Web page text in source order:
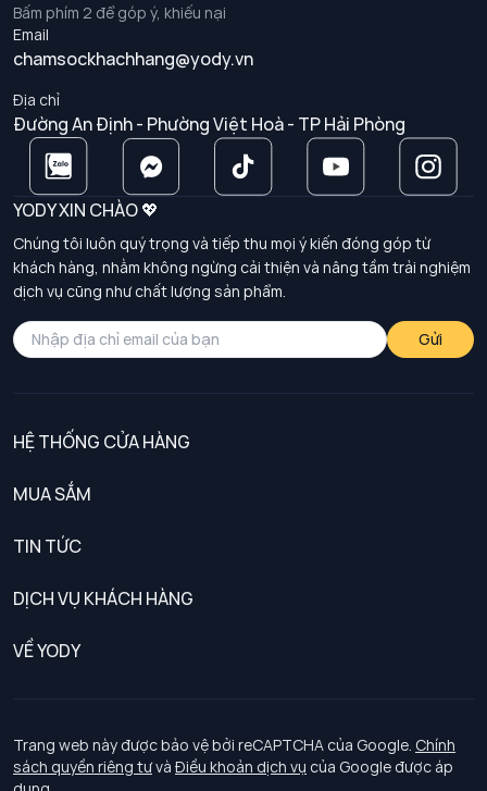
Bấm phím 2 để góp ý, khiếu nại
Email
chamsockhachhang@yody.vn
Địa chỉ
Đường An Định - Phường Việt Hoà - TP Hải Phòng
YODY XIN CHÀO 💖
Chúng tôi luôn quý trọng và tiếp thu mọi ý kiến đóng góp từ
khách hàng, nhằm không ngừng cải thiện và nâng tầm trải nghiệm
dịch vụ cũng như chất lượng sản phẩm.
Gửi
HỆ THỐNG CỬA HÀNG
MUA SẮM
TIN TỨC
DỊCH VỤ KHÁCH HÀNG
Chính sách khách hàng thân thiết
Chính sách bảo vệ dữ liệu cá nhân
Chính sách thanh toán, giao nhận
VỀ YODY
Tuyển dụng
Trang web này được bảo vệ bởi reCAPTCHA của Google. Chính
sách quyền riêng tưvà Điều khoản dịch vụ của Google được áp